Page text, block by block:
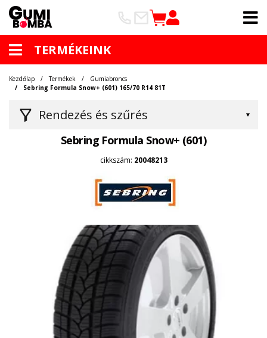
TERMÉKEINK
Rendezés és szűrés
Kezdőlap Termékek
Gumiabroncs
Sebring Formula Snow+ (601) 165/70 R14 81T
Sebring Formula Snow+ (601)
cikkszám: 20048213